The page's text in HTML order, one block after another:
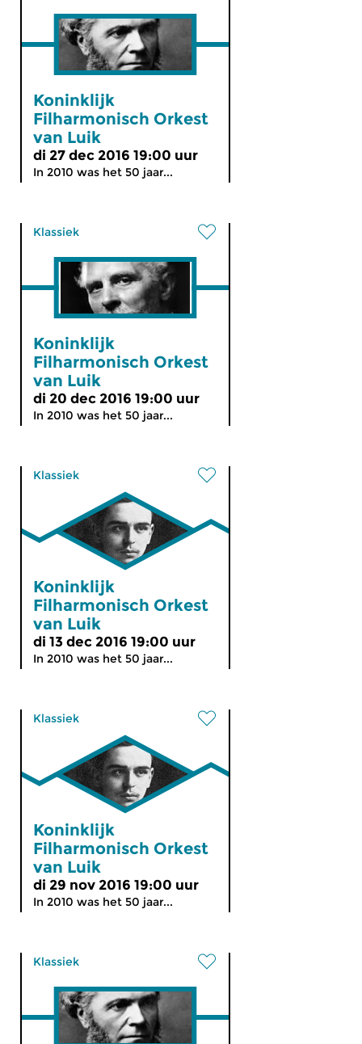
Koninklijk
Filharmonisch Orkest
van Luik
di 27 dec 2016 19:00 uur
In 2010 was het 50 jaar...
Klassiek
Koninklijk
Filharmonisch Orkest
van Luik
di 20 dec 2016 19:00 uur
In 2010 was het 50 jaar...
Klassiek
Koninklijk
Filharmonisch Orkest
van Luik
di 13 dec 2016 19:00 uur
In 2010 was het 50 jaar...
Klassiek
Koninklijk
Filharmonisch Orkest
van Luik
di 29 nov 2016 19:00 uur
In 2010 was het 50 jaar...
Klassiek